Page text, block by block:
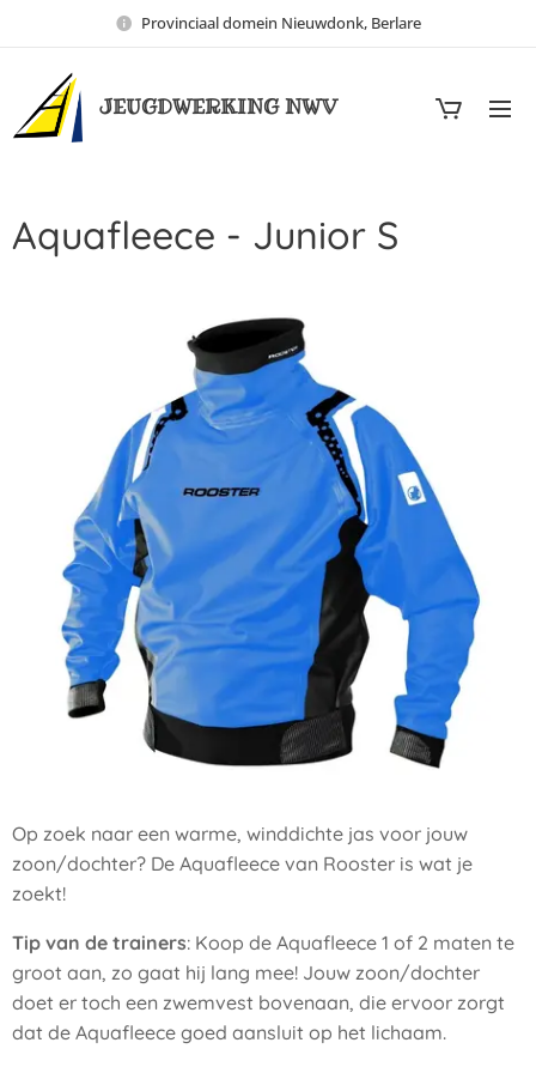
Provinciaal domein Nieuwdonk, Berlare
JEUGDWERKING NWV
Aquafleece - Junior S
Op zoek naar een warme, winddichte jas voor jouw
zoon/dochter? De Aquafleece van Rooster is wat je
zoekt!
Tip van de trainers: Koop de Aquafleece 1 of 2 maten te
groot aan, zo gaat hij lang mee! Jouw zoon/dochter
doet er toch een zwemvest bovenaan, die ervoor zorgt
dat de Aquafleece goed aansluit op het lichaam.